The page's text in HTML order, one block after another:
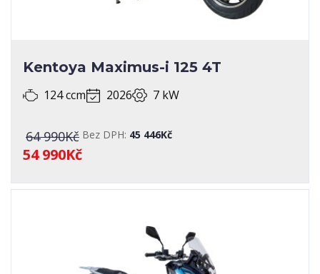
Kentoya Maximus-i 125 4T
124 ccm 2026 7 kW
64 990Kč
54 990Kč
Bez DPH: 45 446Kč